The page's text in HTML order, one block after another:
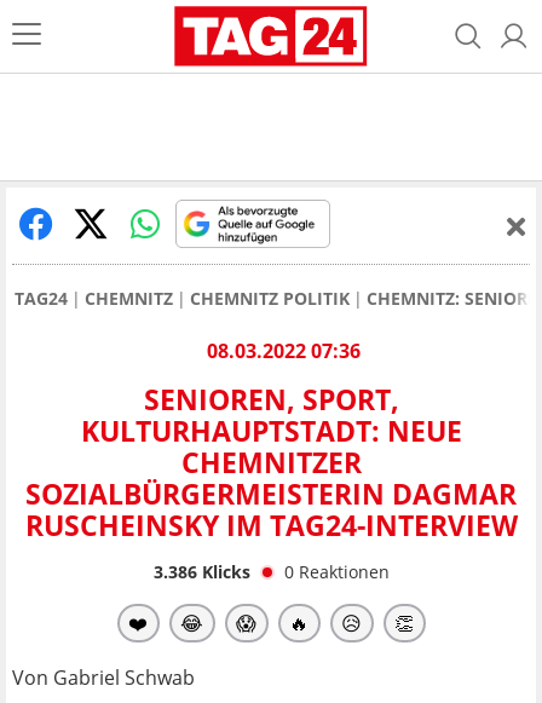
TAG24 CHEMNITZ CHEMNITZ POLITIK CHEMNITZ:
08.03.2022 07:36
SENIOREN, SPORT,
KULTURHAUPTSTADT: NEUE
CHEMNITZER
SOZIALBÜRGERMEISTERIN DAGMAR
RUSCHEINSKY IM TAG24-INTERVIEW
3.386Klicks 0 Reaktionen
❤️ 😂 😱 🔥 😥 👏
Von Gabriel Schwab